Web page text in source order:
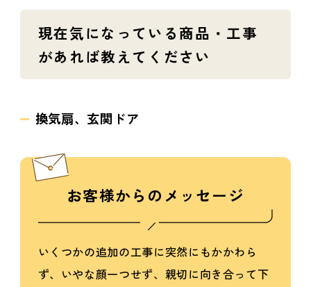
現在気になっている商品・工事
があれば教えてください
換気扇、玄関ドア
お客様からのメッセージ
いくつかの追加の工事に突然にもかかわら
ず、いやな顔一つせず、親切に向き合って下